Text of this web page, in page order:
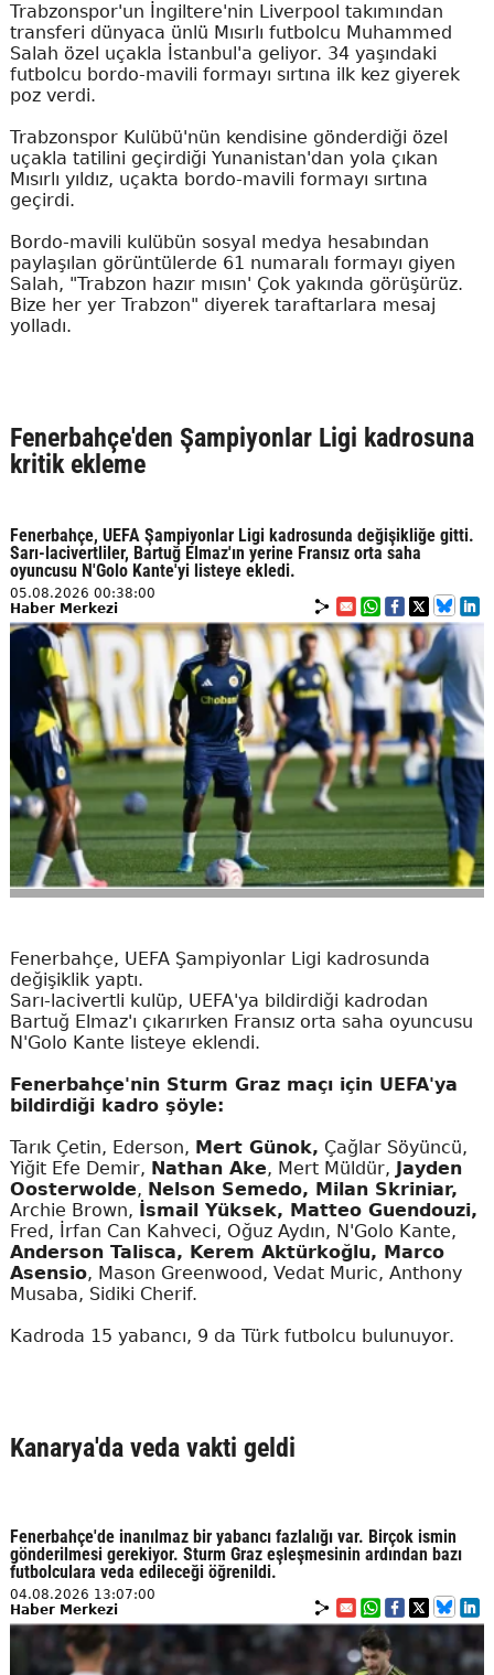
Trabzonspor'un İngiltere'nin Liverpool takımından
transferi dünyaca ünlü Mısırlı futbolcu Muhammed
Salah özel uçakla İstanbul'a geliyor. 34 yaşındaki
futbolcu bordo-mavili formayı sırtına ilk kez giyerek
poz verdi.
Trabzonspor Kulübü'nün kendisine gönderdiği özel
uçakla tatilini geçirdiği Yunanistan'dan yola çıkan
Mısırlı yıldız, uçakta bordo-mavili formayı sırtına
geçirdi.
Bordo-mavili kulübün sosyal medya hesabından
paylaşılan görüntülerde 61 numaralı formayı giyen
Salah, "Trabzon hazır mısın' Çok yakında görüşürüz.
Bize her yer Trabzon" diyerek taraftarlara mesaj
yolladı.
Fenerbahçe'den Şampiyonlar Ligi kadrosuna
kritik ekleme
Fenerbahçe, UEFA Şampiyonlar Ligi kadrosunda değişikliğe gitti.
Sarı-lacivertliler, Bartuğ Elmaz'ın yerine Fransız orta saha
oyuncusu N'Golo Kante'yi listeye ekledi.
05.08.2026 00:38:00
Haber Merkezi
Fenerbahçe, UEFA Şampiyonlar Ligi kadrosunda
değişiklik yaptı.
Sarı-lacivertli kulüp, UEFA'ya bildirdiği kadrodan
Bartuğ Elmaz'ı çıkarırken Fransız orta saha oyuncusu
N'Golo Kante listeye eklendi.
Fenerbahçe'nin Sturm Graz maçı için UEFA'ya
bildirdiği kadro şöyle:
Tarık Çetin, Ederson, Mert Günok, Çağlar Söyüncü,
Yiğit Efe Demir, Nathan Ake, Mert Müldür, Jayden
Oosterwolde, Nelson Semedo, Milan Skriniar,
Archie Brown, İsmail Yüksek, Matteo Guendouzi,
Fred, İrfan Can Kahveci, Oğuz Aydın, N'Golo Kante,
Anderson Talisca, Kerem Aktürkoğlu, Marco
Asensio, Mason Greenwood, Vedat Muric, Anthony
Musaba, Sidiki Cherif.
Kadroda 15 yabancı, 9 da Türk futbolcu bulunuyor.
Kanarya'da veda vakti geldi
Fenerbahçe'de inanılmaz bir yabancı fazlalığı var. Birçok ismin
gönderilmesi gerekiyor. Sturm Graz eşleşmesinin ardından bazı
futbolculara veda edileceği öğrenildi.
04.08.2026 13:07:00
Haber Merkezi